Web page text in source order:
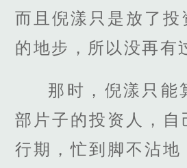
而且倪漾只是放了投
的地步，所以没再有
那时，倪漾只能
部片子的投资人，自
行期，忙到脚不沾地